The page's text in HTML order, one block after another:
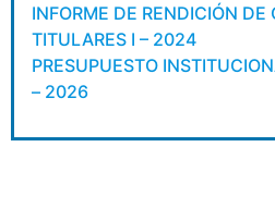
INFORME DE RENDICIÓN DE
TITULARES I – 2024
PRESUPUESTO
– 2026